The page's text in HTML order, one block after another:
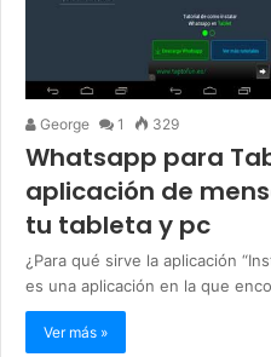
George 1 329
Whatsapp para
aplicación de
tu tableta y pc
¿Para qué sirve la aplicación
es una aplicación en la que
Ver más »